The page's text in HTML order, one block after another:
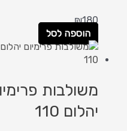
₪180
הוספה לסל
משולבות
יהלום 110